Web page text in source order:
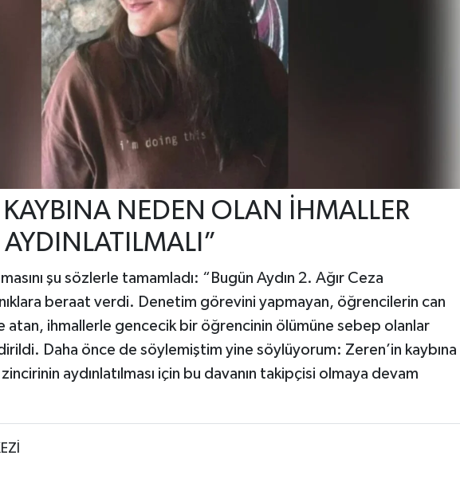
KAYBINA NEDEN OLAN İHMALLER
şu sözlerle tamamladı: “Bugün Aydın 2. Ağır Ceza
beraat verdi. Denetim görevini yapmayan, öğrencilerin can
atan, ihmallerle gencecik bir öğrencinin ölümüne sebep olanlar
Daha önce de söylemiştim yine söylüyorum: Zeren’in kaybına
aydınlatılması için bu davanın takipçisi olmaya devam